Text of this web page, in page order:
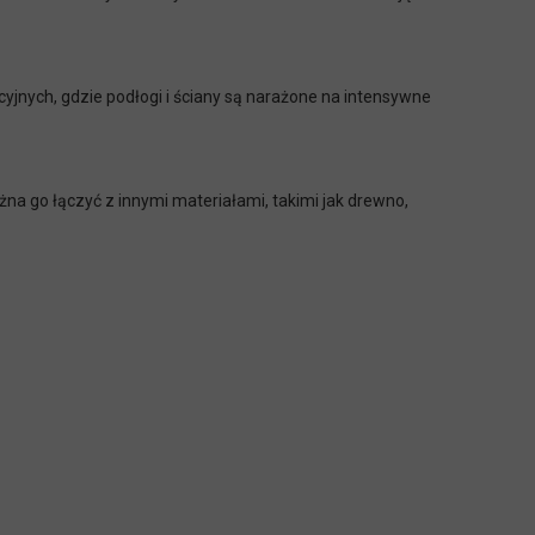
gdzie podłogi i ściany są narażone na intensywne
go łączyć z innymi materiałami, takimi jak drewno,